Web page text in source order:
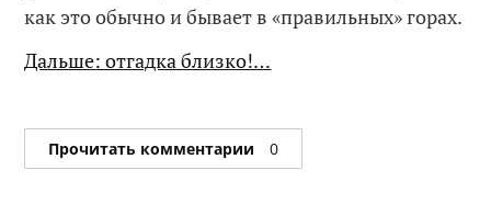
как это обычно и бывает в «правильных» горах.
Дальше: отгадка близко!…
Прочитать комментарии 0